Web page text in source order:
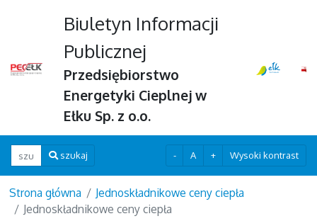
Biuletyn Informacji
Publicznej
Przedsiębiorstwo
Energetyki Cieplnej w
Ełku Sp. z o.o.
Wpisz szukaną frazę
szukaj - A + Wysoki kontrast
Strona główna
Jednoskładnikowe ceny ciepła
Jednoskładnikowe ceny ciepła